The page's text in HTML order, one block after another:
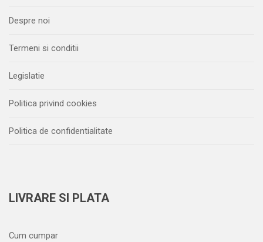
Despre noi
Termeni si conditii
Legislatie
Politica privind cookies
Politica de confidentialitate
LIVRARE SI PLATA
Cum cumpar